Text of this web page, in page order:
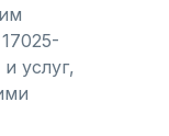
услуг,